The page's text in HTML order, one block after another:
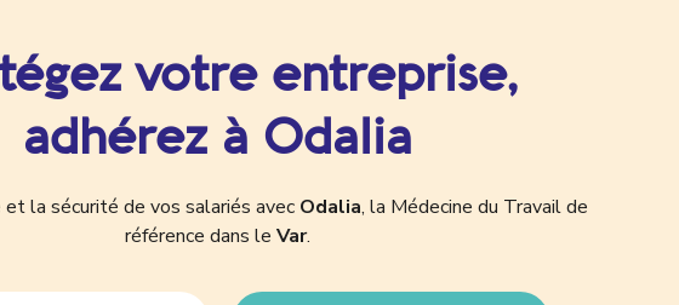
votre entreprise,
adhérez à Odalia
la sécurité de vos salariés avec Odalia, la Médecine du Travail de
référence dans le Var.